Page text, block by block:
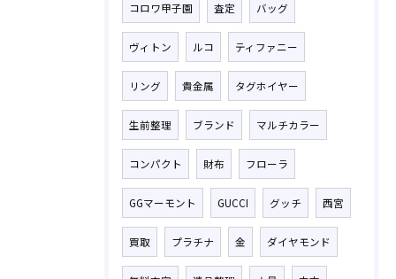
コロワ甲子園 査定 バッグ
ヴィトン ルコ ティファニー
リング 貴金属 タグホイヤー
生前整理 ブランド マルチカラー
コンパクト 財布 フローラ
GGマーモント GUCCI グッチ 西宮
買取 プラチナ 金 ダイヤモンド